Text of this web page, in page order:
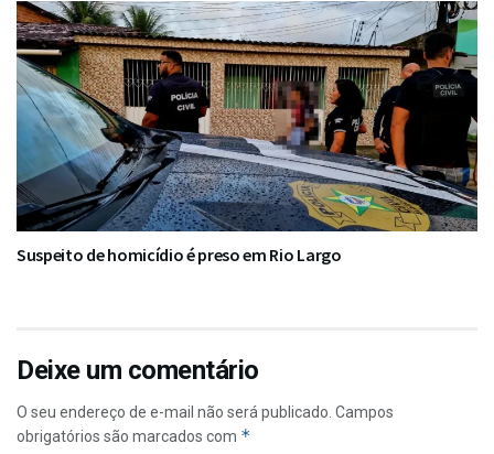
Suspeito de homicídio é preso em Rio Largo
Deixe um comentário
O seu endereço de e-mail não será publicado. Campos
obrigatórios são marcados com *